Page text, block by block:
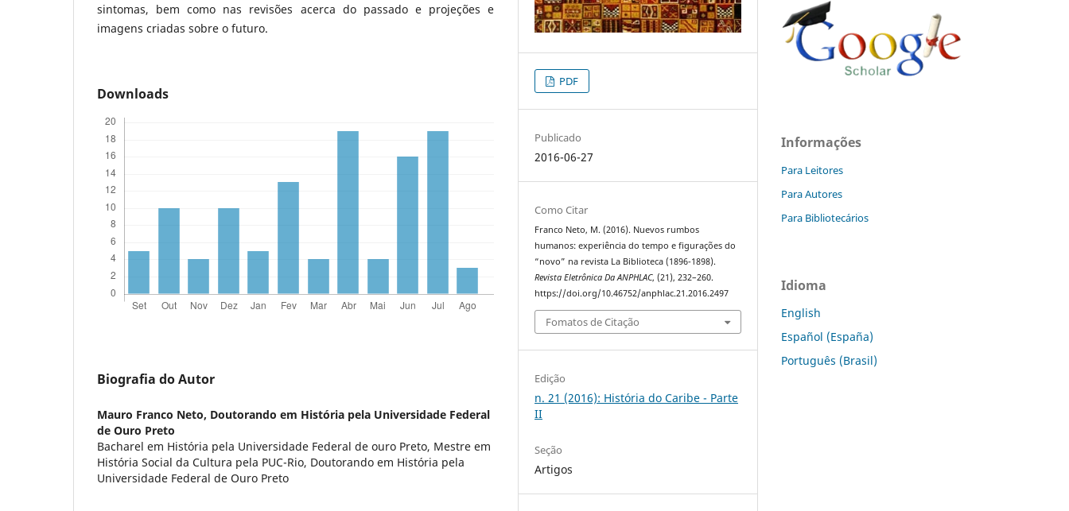
sintomas, bem como nas revisões acerca do passado e projeções e
imagens criadas sobre o futuro.
Downloads
Biografia do Autor
Mauro Franco Neto, Doutorando em História pela Universidade Federal
de Ouro Preto
Bacharel em História pela Universidade Federal de ouro Preto, Mestre em
História Social da Cultura pela PUC-Rio, Doutorando em História pela
Universidade Federal de Ouro Preto
PDF
Publicado
2016-06-27
Como Citar
Franco Neto, M. (2016). Nuevos rumbos
humanos: experiência do tempo e figurações do
“novo” na revista La Biblioteca (1896-1898).
Revista Eletrônica Da ANPHLAC, (21), 232–260.
https://doi.org/10.46752/anphlac.21.2016.2497
Fomatos de Citação
Edição
n. 21 (2016): História do Caribe - Parte
II
Seção
Artigos
Informações
Para Leitores
Para Autores
Para Bibliotecários
Idioma
English
Español (España)
Português (Brasil)